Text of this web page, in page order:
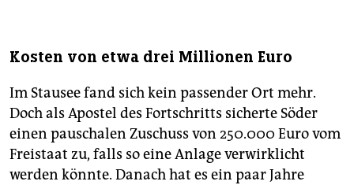
Kosten von etwa drei Millionen Euro
Im Stausee fand sich kein passender Ort mehr.
Doch als Apostel des Fortschritts sicherte Söder
einen pauschalen Zuschuss von 250.000 Euro vom
Freistaat zu, falls so eine Anlage verwirklicht
werden könnte. Danach hat es ein paar Jahre